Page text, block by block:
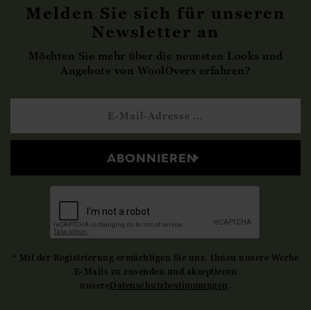
Melden Sie sich für unseren
Newsletter an
Möchten Sie mehr über die neuesten Looks und
Angebote von WoolOvers erfahren?
ABONNIEREN
* Mit der Registrierung ermächtigen Sie uns, Ihnen unsere Werbe
E-Mails zu zusenden und akzeptieren
unsereDatenschutzbestimmungen .